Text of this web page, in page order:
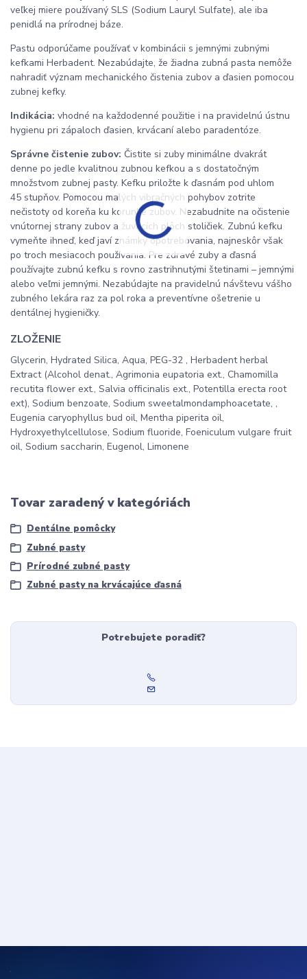
veľkej miere používaný SLS (Sodium Lauryl Sulfate), ale iba
penidlá na prírodnej báze.
Pastu odporúčame používať v kombinácii s jemnými zubnými
kefkami Herbadent. Nezabúdajte, že žiadna zubná pasta nemôže
nahradiť význam mechanického čistenia zubov a ďasien pomocou
zubnej kefky.
Indikácia: vhodné na každodenné použitie i na pravidelnú ústnu
hygienu pri zápaloch ďasien, krvácaní alebo paradentóze.
Správne čistenie zubov: Čistite si zuby minimálne dvakrát
denne po jedle kvalitnou zubnou kefkou a s dostatočným
množstvom zubnej pasty. Kefku priložte k ďasnám pod uhlom
45 stupňov. Pomocou malých vibračných pohybov zotrite
nečistoty od koreňa ku korunke zubov. Nezabudnite na očistenie
vnútornej strany zubov a žuvacích plôch stoličiek. Zubnú kefku
vymeňte ihneď, keď javí známky opotrebovania, najneskôr však
po troch mesiacoch používania. Pre zdravé zuby a ďasná
používajte zubnú kefku s rovno zastrihnutými štetinami – jemnými
alebo veľmi jemnými. Nezabúdajte na pravidelnú návštevu vášho
zubného lekára raz za pol roka a preventívne ošetrenie u
dentálnej hygieničky.
ZLOŽENIE
Glycerin, Hydrated Silica, Aqua, PEG-32 , Herbadent herbal
Extract (Alcohol denat., Agrimonia eupatoria ext., Chamomilla
recutita flower ext., Salvia officinalis ext., Potentilla erecta root
ext), Sodium benzoate, Sodium sweetalmondamphoacetate, ,
Eugenia caryophyllus bud oil, Mentha piperita oil,
Hydroxyethylcellulose, Sodium fluoride, Foeniculum vulgare fruit
oil, Sodium saccharin, Eugenol, Limonene
Tovar zaradený v kategóriách
Dentálne pomôcky
Zubné pasty
Prírodné zubné pasty
Zubné pasty na krvácajúce ďasná
Potrebujete poradiť?